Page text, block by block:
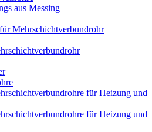
aus Messing
Mehrschichtverbundrohr
für Heizung und
für Heizung und